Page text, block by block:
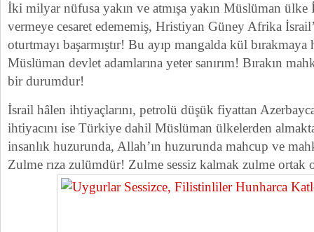
İki milyar nüfusa yakın ve atmışa yakın Müslüman ülke
vermeye cesaret edememiş, Hristiyan Güney Afrika
oturtmayı başarmıştır! Bu ayıp mangalda kül bırakmaya
Müslüman devlet adamlarına yeter sanırım! Bırakın
bir durumdur!
İsrail hâlen ihtiyaçlarını, petrolü düşük fiyattan
ihtiyacını ise Türkiye dahil Müslüman ülkelerden
insanlık huzurunda, Allah’ın huzurunda mahcup ve
Zulme rıza zulümdür! Zulme sessiz kalmak zulme ortak